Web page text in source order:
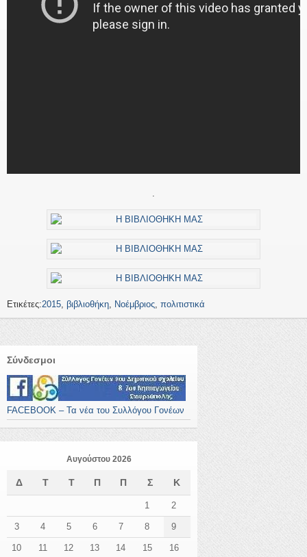
Ετικέτες:2015 βιβλιοθήκη Νοέμβριος πολιτιστικά
Σύνδεσμοι
FACEBOOK – Τα νέα του Συλλόγου Γονέων
Αυγούστου 2026
Δ Τ Τ Π Π Σ Κ
1 2
3 4 5 6 7 8 9
10 11 12 13 14 15 16